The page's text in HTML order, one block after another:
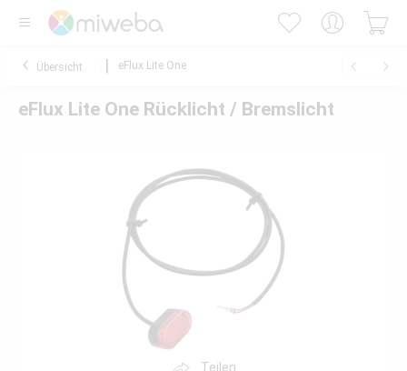
Übersicht eFlux Lite One
eFlux Lite One Rücklicht / Bremslicht
Teilen